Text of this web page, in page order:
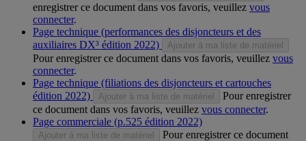
enregistrer ce document dans vos favoris, veuillez vous
connecter.
Page technique (performances des disjoncteurs et des
auxiliaires DX³ édition 2022)
Ajouter à ma liste de matériel
Pour enregistrer ce document dans vos favoris, veuillez vous
connecter.
Page technique (filiations des disjoncteurs et cartouches
édition 2022)
Ajouter à ma liste de matériel
Pour enregistrer
ce document dans vos favoris, veuillez vous connecter.
Page commerciale (p.525 édition 2022)
Ajouter à ma liste de matériel
Pour enregistrer ce document